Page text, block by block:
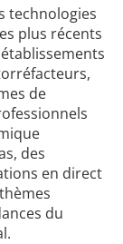
technologies
plus récents
de
des
en direct
du